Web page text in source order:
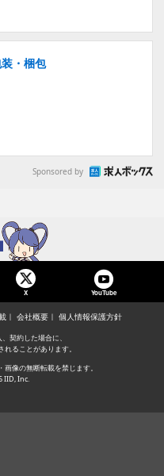
・梱包
Sponsored by
X YouTube
会社概要 個人情報保護方針
契約した場合に、
ることがあります。
像の無断転載を禁じます。
IID, Inc.